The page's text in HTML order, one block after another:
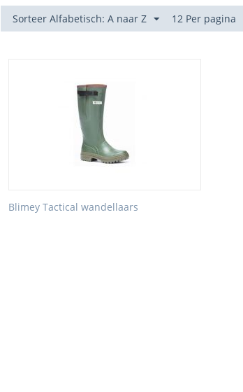
Sorteer Alfabetisch: A naar Z 12 Per pagina
Blimey Tactical wandellaars